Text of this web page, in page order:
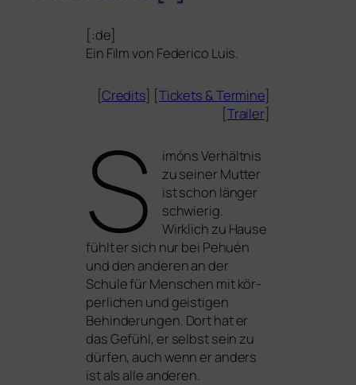
[:de]
Ein Film von Federico Luis.
[Credits] [Tickets &Termine]
[Trailer]
S
imóns Verhältnis
zu sei­ner Mutter
ist schon län­ger
schwie­rig.
Wirklich zu Hause
fühlt er sich nur bei Pehuén
und den ande­ren an der
Schule für Menschen mit kör­
per­li­chen und geis­ti­gen
Behinderungen. Dort hat er
das Gefühl, er selbst sein zu
dür­fen, auch wenn er anders
ist als alle anderen.